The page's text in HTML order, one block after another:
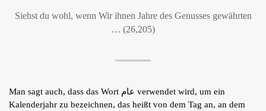
Siehst du wohl, wenn Wir ihnen Jahre des Genusses gewährten
… (26,205)
Man sagt auch, dass das Wort عام verwendet wird, um ein
Kalenderjahr zu bezeichnen, das heißt von dem Tag an, an dem